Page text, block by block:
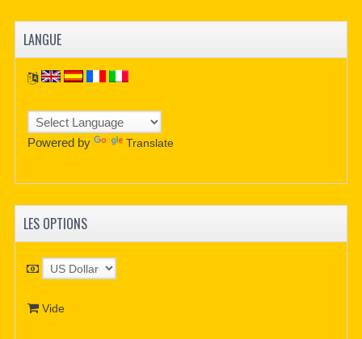
LANGUE
Powered by Translate
LES OPTIONS
Vide